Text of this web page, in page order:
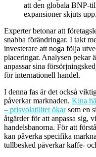
att den globala BNP-
expansioner skjuts upp.
Experter betonar att
snabba förändringar. I takt
investerare att noga följa
placeringar. Analysen pekar
anpassar sina
för internationell handel.
I denna fas är det också
påverkar marknaden. Kina
– prisvolatilitet ökarsom en
åtgärder för att anpassa sig,
handelsbanorna. För att
kan påverka specifika
tullbesked påverkar kaffe-